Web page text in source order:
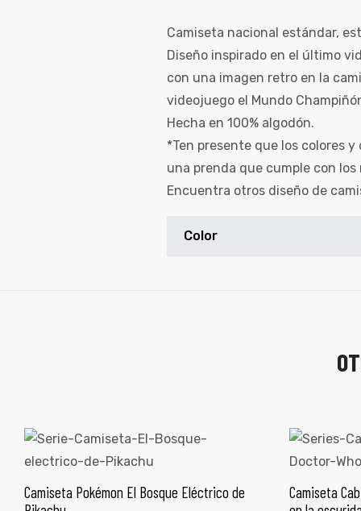
Camiseta nacional estándar,
Diseño inspirado en el último
con una imagen retro en la
videojuego el Mundo
Hecha en 100% algodón.
*Ten presente que los colores
una prenda que cumple con
Encuentra otros diseño de
Color
SELECCIONAR OPCIONES
Camiseta Pokémon El Bosque Eléctrico de
Camiseta